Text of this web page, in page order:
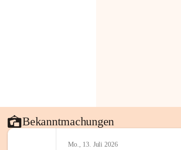
Bekanntmachungen
Mo., 13. Juli 2026